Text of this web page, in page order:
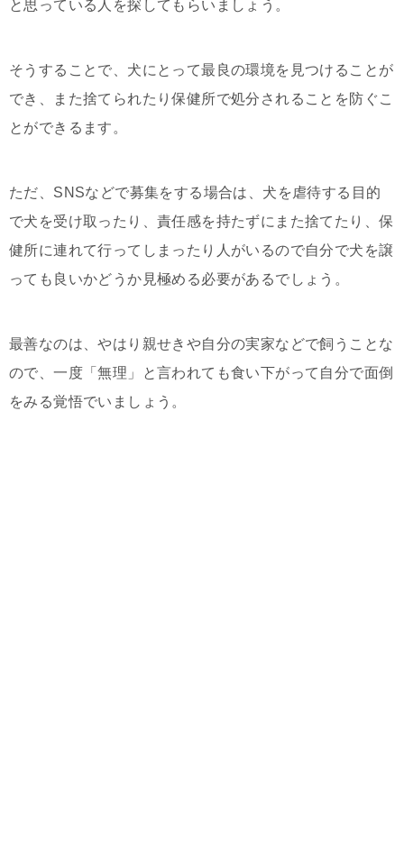
と思っている人を探してもらいましょう。
そうすることで、犬にとって最良の環境を見つけることが
でき、また捨てられたり保健所で処分されることを防ぐこ
とができるます。
ただ、SNSなどで募集をする場合は、犬を虐待する目的
で犬を受け取ったり、責任感を持たずにまた捨てたり、保
健所に連れて行ってしまったり人がいるので自分で犬を譲
っても良いかどうか見極める必要があるでしょう。
最善なのは、やはり親せきや自分の実家などで飼うことな
ので、一度「無理」と言われても食い下がって自分で面倒
をみる覚悟でいましょう。